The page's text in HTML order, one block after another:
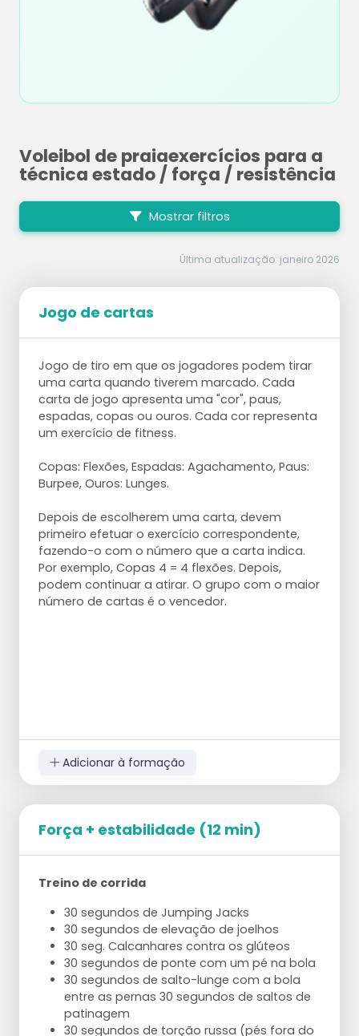
Voleibol de praiaexercícios para a
técnica estado / força / resistência
Mostrar filtros
Última atualização: janeiro 2026
Jogo de cartas
Jogo de tiro em que os jogadores podem tirar
uma carta quando tiverem marcado. Cada
carta de jogo apresenta uma "cor", paus,
espadas, copas ou ouros. Cada cor representa
um exercício de fitness.
Copas: Flexões, Espadas: Agachamento, Paus:
Burpee, Ouros: Lunges.
Depois de escolherem uma carta, devem
primeiro efetuar o exercício correspondente,
fazendo-o com o número que a carta indica.
Por exemplo, Copas 4 = 4 flexões. Depois,
podem continuar a atirar. O grupo com o maior
número de cartas é o vencedor.
Adicionar à formação
Força + estabilidade (12 min)
Treino de corrida
30 segundos de Jumping Jacks
30 segundos de elevação de joelhos
30 seg. Calcanhares contra os glúteos
30 segundos de ponte com um pé na bola
30 segundos de salto-lunge com a bola
entre as pernas 30 segundos de saltos de
patinagem
30 segundos de torção russa (pés fora do